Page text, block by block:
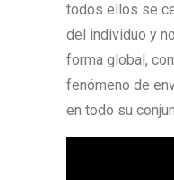
todos ellos se
del individuo y
forma global,
fenómeno de
en todo su